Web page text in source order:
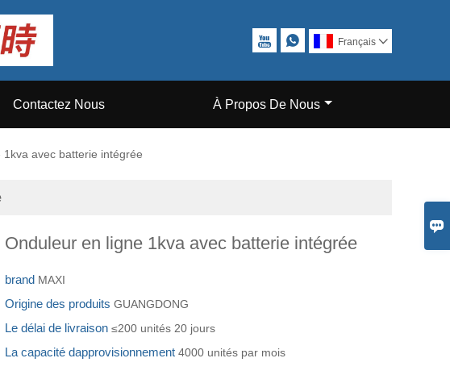

  Français 
Contactez Nous À Propos De Nous
avec batterie intégrée
Onduleur en ligne 1kva avec batterie intégrée
brand MAXI
Origine des produitsGUANGDONG
Le délai de livraison≤200 unités 20 jours
La capacité dapprovisionnement4000 unités par mois